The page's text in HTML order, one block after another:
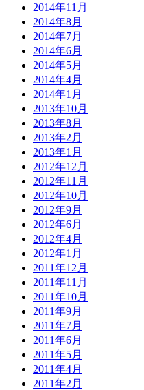
2014年11月
2014年8月
2014年7月
2014年6月
2014年5月
2014年4月
2014年1月
2013年10月
2013年8月
2013年2月
2013年1月
2012年12月
2012年11月
2012年10月
2012年9月
2012年6月
2012年4月
2012年1月
2011年12月
2011年11月
2011年10月
2011年9月
2011年7月
2011年6月
2011年5月
2011年4月
2011年2月